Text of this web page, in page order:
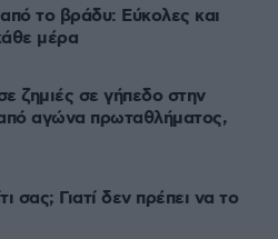
το βράδυ: Εύκολες και
μέρα
ζημιές σε γήπεδο στην
αγώνα πρωταθλήματος,
σας; Γιατί δεν πρέπει να το